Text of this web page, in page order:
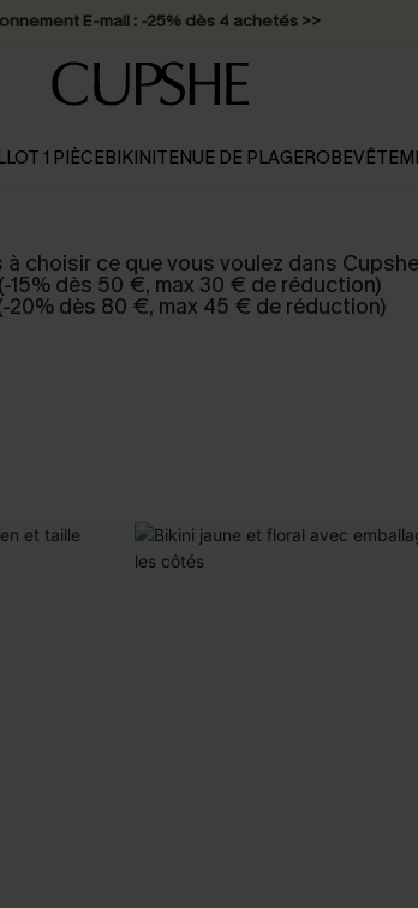
E-mail : -25% dès 4 achetés >>
1 PIÈCEBIKINITENUE DE PLAGEROBE
choisir ce que vous voulez dans
(-15% dès 50 €, max 30 € de réduction)
20% dès 80 €, max 45 € de réduction)